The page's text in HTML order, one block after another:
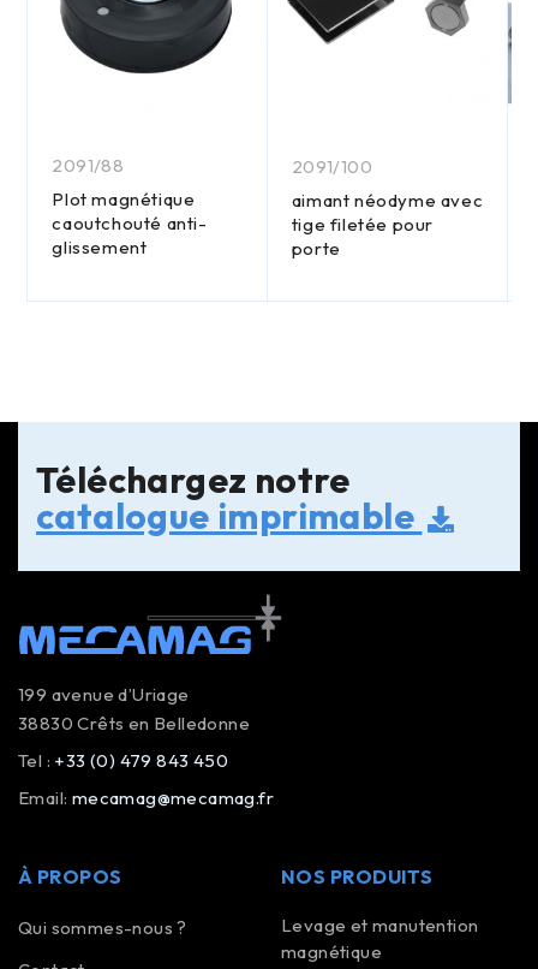
2091/88
Plot magnétique
caoutchouté anti-
glissement
2091/100
aimant néodyme avec
tige filetée pour
porte
Téléchargez notre
catalogue imprimable
199 avenue d’Uriage
38830 Crêts en Belledonne
Tel : +33 (0) 479 843 450
Email: mecamag@mecamag.fr
À PROPOS
Qui sommes-nous ?
NOS PRODUITS
Levage et manutention
magnétique